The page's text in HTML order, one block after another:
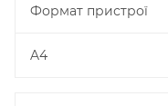
Формат пристрої
A4